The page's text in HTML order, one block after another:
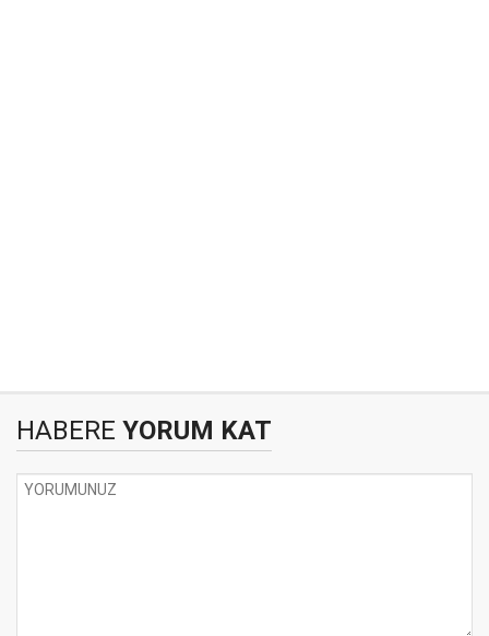
HABERE YORUM KAT